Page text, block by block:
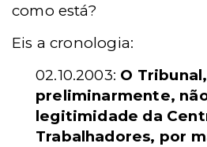
como está?
Eis a cronologia:
02.10.2003: O Tribunal,
preliminarmente,
legitimidade da
Trabalhadores, por